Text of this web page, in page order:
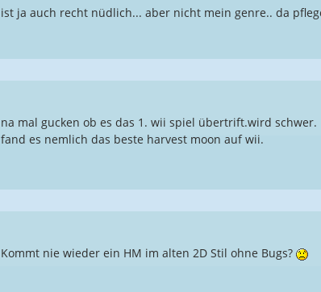
ist ja auch recht nüdlich... aber nicht mein genre.. da
na mal gucken ob es das 1. wii spiel übertrift.wird schwer.
fand es nemlich das beste harvest moon auf wii.
Kommt nie wieder ein HM im alten 2D Stil ohne Bugs?